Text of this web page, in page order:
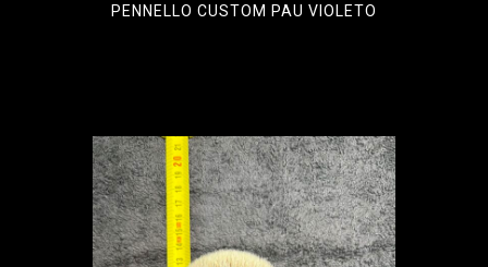
PENNELLO CUSTOM PAU VIOLETO